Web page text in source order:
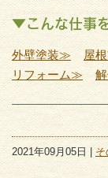
▼こんな仕事
外壁塗装≫ 屋
リフォーム≫
2021年09月05日 | そ